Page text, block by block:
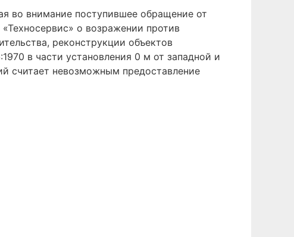
во внимание поступившее обращение от
о возражении против
реконструкции объектов
в части установления 0 м от западной и
считает невозможным предоставление